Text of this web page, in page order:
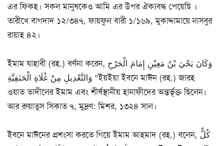
এর ফিক্হ। সকল মানুষকেও আমি এর উপর ঐক্যবদ্ধ পেয়েছি ।
তারীখে বাগদাদ ১২/৩৪৭, ফায়ফুল বারী ১/১৬৯, মুকাদ্দামায়ে নাসবুর
রায়াহ ৪২।
ইমাম যাহাবী (রহ.) বর্ণনা করেন, وَكَانَ يَحْيَ بْنُ مَعِيْنِ إِمَامَ الْحَرْحِ
وَالتَّعْدِيلِ مِنْ غُلَاةِ الْحَنَفِيَّةِ “ইয়ইয়া ইবনে মাঈন (রহ.) জারহ
ওয়াত তাদীলের ইমাম এবং শীর্ষস্থানীয় হানাফীদের অন্তর্ভূক্ত ছিলেন।
আর রুয়াতুস সিকাত ৭, মুদ্রণ: মিশর, ১৩২৪ সাল।
ইবনে মাঈনের প্রশংসা করতে গিয়ে ইমাম আহমাদ (রহ.) বলেন, كُلٌّ